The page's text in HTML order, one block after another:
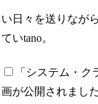
い日々を送りなが
ていtano。
「システム・
画が公開されまし